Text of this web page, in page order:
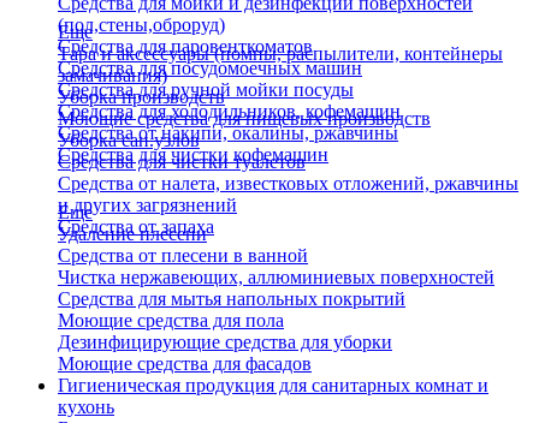
(пол,стены,оброруд)
Средства для паровенткоматов
Средства для посудомоечных машин
Средства для ручной мойки посуды
Средства для холодильников, кофемашин
Средства от накипи, окалины, ржавчины
Средства для чистки кофемашин
Еще
Тара и аксессуары (помпы, распылители, контейнеры
замачивания)
Уборка производств
Моющие средства для пищевых производств
Уборка сан.узлов
Средства для чистки туалетов
Средства от налета, известковых отложений, ржавчины
и других загрязнений
Средства от запаха
Еще
Удаление плесени
Средства от плесени в ванной
Чистка нержавеющих, аллюминиевых поверхностей
Средства для мытья напольных покрытий
Моющие средства для пола
Дезинфицирующие средства для уборки
Моющие средства для фасадов
Гигиеническая продукция для санитарных комнат и
кухонь